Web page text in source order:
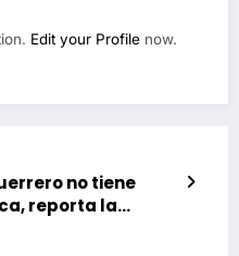
Edit your Profile now.
no tiene
reporta la